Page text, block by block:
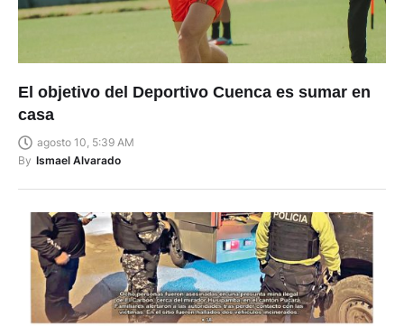
casa
agosto 10, 5:39 AM
By Ismael Alvarado